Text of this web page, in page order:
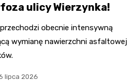
ulicy Wierzynka!
przechodzi obecnie intensywną
wymianę nawierzchni asfaltowej
lipca 2026